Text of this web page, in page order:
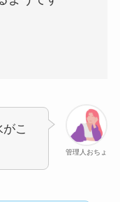
管理人おちょ
こ